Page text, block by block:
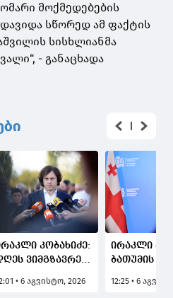
მოქმედებების
სწორედ ამ ფაქტის
სისხლიანმა
- განაცხადა
კობახიძე:
ვიმგზავრეთ
რომელიც ახალი
• 6 აგვისტო, 2026
ირაკლი
ბათუმის
12:25 • 6